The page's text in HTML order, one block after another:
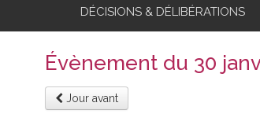
DÉCISIONS & DÉLIBÉRATIONS
Évènement du 30
Jour avant